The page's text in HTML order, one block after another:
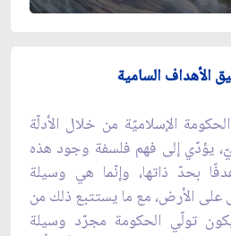
الأهداف السامية
الإسلاميّة من خلال الأدلّة
يؤدّي إلى فهم فلسفة وجود هذه
بحدّ ذاتها، وإنّما هي وسيلة
على الأرض، مع ما يستتبع ذلك من
تولّي الحكومة مجرّد وسيلة